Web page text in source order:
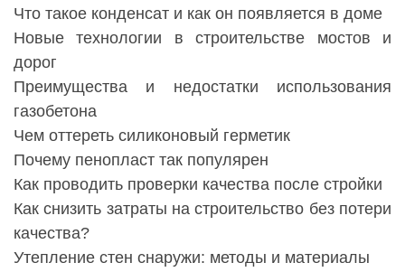
Что такое конденсат и как он появляется в доме
Новые технологии в строительстве мостов и
дорог
Преимущества и недостатки использования
газобетона
Чем оттереть силиконовый герметик
Почему пенопласт так популярен
Как проводить проверки качества после стройки
Как снизить затраты на строительство без потери
качества?
Утепление стен снаружи: методы и материалы